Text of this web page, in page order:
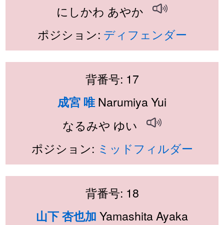
にしかわ あやか
ポジション: ディフェンダー
背番号: 17
成宮 唯Narumiya Yui
なるみや ゆい
ポジション: ミッドフィルダー
背番号: 18
山下 杏也加 Yamashita Ayaka